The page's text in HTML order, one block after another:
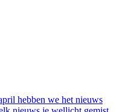
hebben we het nieuws